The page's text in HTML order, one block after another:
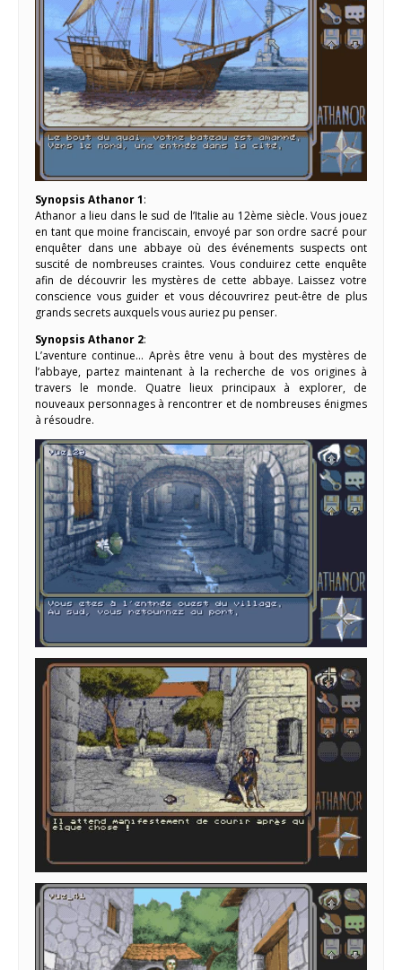
Synopsis Athanor 1:
Athanor a lieu dans le sud de l’Italie au 12ème siècle. Vous jouez
en tant que moine franciscain, envoyé par son ordre sacré pour
enquêter dans une abbaye où des événements suspects ont
suscité de nombreuses craintes. Vous conduirez cette enquête
afin de découvrir les mystères de cette abbaye. Laissez votre
conscience vous guider et vous découvrirez peut-être de plus
grands secrets auxquels vous auriez pu penser.
Synopsis Athanor 2:
L’aventure continue… Après être venu à bout des mystères de
l’abbaye, partez maintenant à la recherche de vos origines à
travers le monde. Quatre lieux principaux à explorer, de
nouveaux personnages à rencontrer et de nombreuses énigmes
à résoudre.